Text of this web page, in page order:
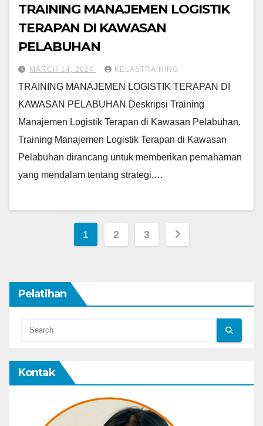
TRAINING MANAJEMEN LOGISTIK
TERAPAN DI KAWASAN
PELABUHAN
MARCH 14, 2024 KELASTRAINING
TRAINING MANAJEMEN LOGISTIK TERAPAN DI
KAWASAN PELABUHAN Deskripsi Training
Manajemen Logistik Terapan di Kawasan Pelabuhan.
Training Manajemen Logistik Terapan di Kawasan
Pelabuhan dirancang untuk memberikan pemahaman
yang mendalam tentang strategi,…
Posts
1 2 3
Pelatihan
Kontak